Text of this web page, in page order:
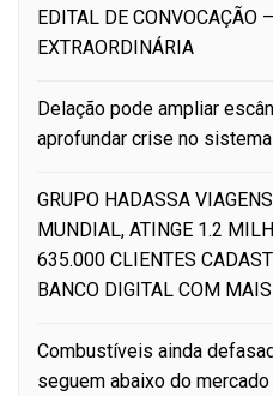
EDITAL DE CONVOCAÇÃO
EXTRAORDINÁRIA
Delação pode ampliar
aprofundar crise no
GRUPO HADASSA
MUNDIAL, ATINGE 1.2
635.000 CLIENTES
BANCO DIGITAL COM
Combustíveis ainda
seguem abaixo do